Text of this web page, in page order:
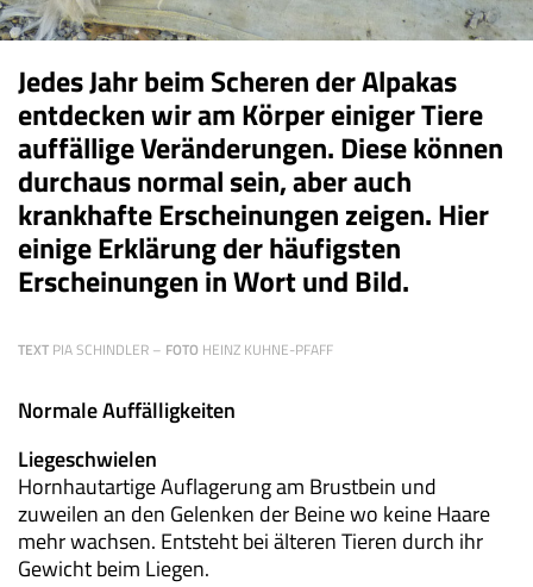
Jedes Jahr beim Scheren der Alpakas
entdecken wir am Körper einiger Tiere
auffällige Veränderungen. Diese können
durchaus normal sein, aber auch
krankhafte Erscheinungen zeigen. Hier
einige Erklärung der häufigsten
Erscheinungen in Wort und Bild.
TEXT PIA SCHINDLER – FOTO HEINZ KUHNE-PFAFF
Normale Auffälligkeiten
Liegeschwielen
Hornhautartige Auflagerung am Brustbein und
zuweilen an den Gelenken der Beine wo keine Haare
mehr wachsen. Entsteht bei älteren Tieren durch ihr
Gewicht beim Liegen.